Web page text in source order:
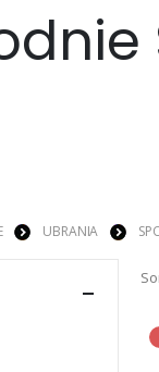
UBRANIA